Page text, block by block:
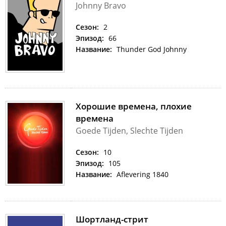
Johnny Bravo
Сезон: 2
Эпизод: 66
Название: Thunder God Johnny
Хорошие времена, плохие
времена
Goede Tijden, Slechte Tijden
Сезон: 10
Эпизод: 105
Название: Aflevering 1840
Шортланд-стрит